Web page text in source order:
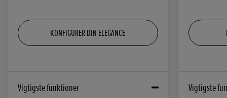
KONFIGURER DIN ELEGANCE
Vigtigste funktioner Vigtigste